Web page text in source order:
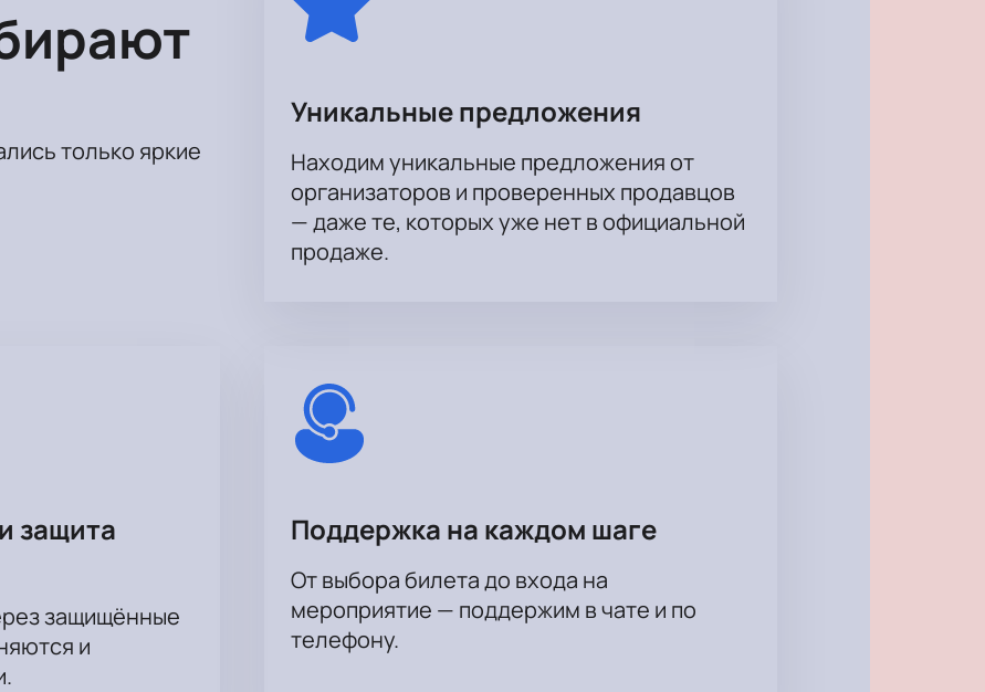
только яркие
Уникальные предложения
Находим уникальные предложения от
организаторов и проверенных продавцов
— даже те, которых уже нет в официальной
продаже.
защита
защищённые
и
Поддержка на каждом шаге
От выбора билета до входа на
мероприятие — поддержим в чате и по
телефону.